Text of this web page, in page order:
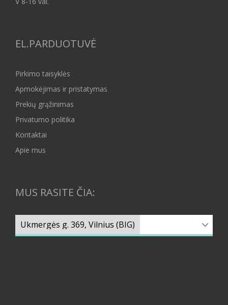
EL.PARDUOTUVĖ
Pirkimo taisyklės
Apmokėjimas ir pristatymas
Prekių grąžinimas
Privatumo politika
Kontaktai
Apie mus
MUS RASITE ČIA: